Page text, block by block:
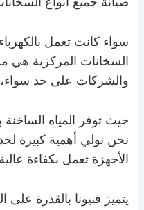
سواء كانت تعمل
السخانات المركزية هي
والشركات على حد سواء،
حيث توفر المياه
نحن نولي أهمية كبيرة
الأجهزة تعمل بكفاءة
يتميز فنيونا بالقدرة